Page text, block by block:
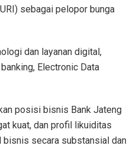
sebagai pelopor bunga
dan layanan digital,
Electronic Data
posisi bisnis Bank Jateng
kuat, dan profil likuiditas
bisnis secara substansial dan